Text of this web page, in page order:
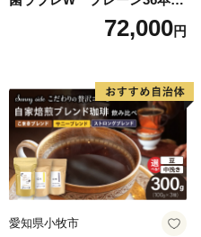
72,000円
愛知県小牧市